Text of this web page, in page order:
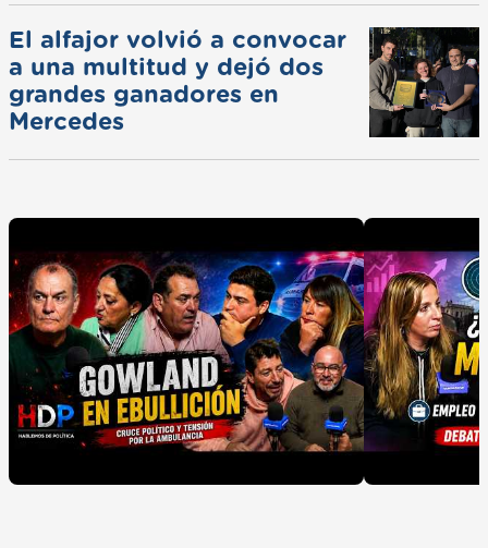
El alfajor volvió a convocar
a una multitud y dejó dos
grandes ganadores en
Mercedes